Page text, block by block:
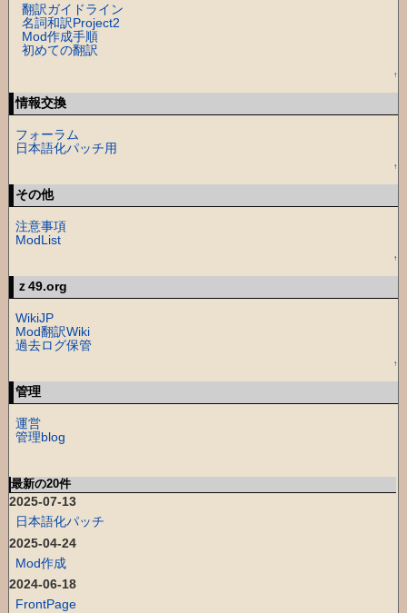
翻訳ガイドライン
名詞和訳Project2
Mod作成手順
初めての翻訳
↑
情報交換
フォーラム
日本語化パッチ用
↑
その他
注意事項
ModList
↑
ｚ49.org
WikiJP
Mod翻訳Wiki
過去ログ保管
↑
管理
運営
管理blog
最新の20件
2025-07-13
日本語化パッチ
2025-04-24
Mod作成
2024-06-18
FrontPage